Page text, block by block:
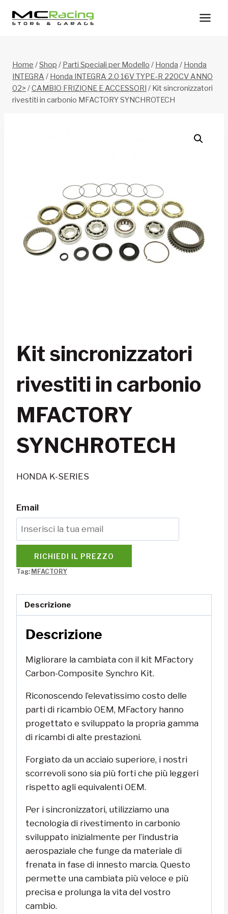
Home /Shop / Parti Speciali per Modello / Honda / Honda
INTEGRA / Honda INTEGRA 2.0 16V TYPE-R 220CV ANNO
02> /CAMBIO FRIZIONE E ACCESSORI / Kit sincronizzatori
rivestiti in carbonio MFACTORY SYNCHROTECH
Kit sincronizzatori
rivestiti in carbonio
MFACTORY
SYNCHROTECH
HONDA K-SERIES
Email
RICHIEDI IL PREZZO
Tag: MFACTORY
Descrizione
Descrizione
Migliorare la cambiata con il kit MFactory
Carbon-Composite Synchro Kit.
Riconoscendo l’elevatissimo costo delle
parti di ricambio OEM, MFactory hanno
progettato e sviluppato la propria gamma
di ricambi di alte prestazioni.
Forgiato da un acciaio superiore, i nostri
scorrevoli sono sia più forti che più leggeri
rispetto agli equivalenti OEM.
Per i sincronizzatori, utilizziamo una
tecnologia di rivestimento in carbonio
sviluppato inizialmente per l’industria
aerospaziale che funge da materiale di
frenata in fase di innesto marcia. Questo
permette una cambiata più veloce e più
precisa e prolunga la vita del vostro
cambio.